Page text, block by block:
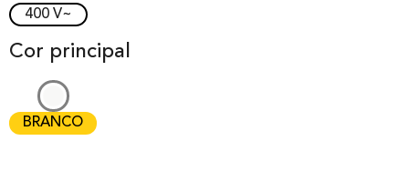
400 V~
Cor principal
BRANCO